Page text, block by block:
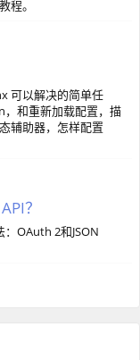
程。
可以解决的简单任
和重新加载配置，描
辅助器，怎样配置
？
OAuth 2和JSON